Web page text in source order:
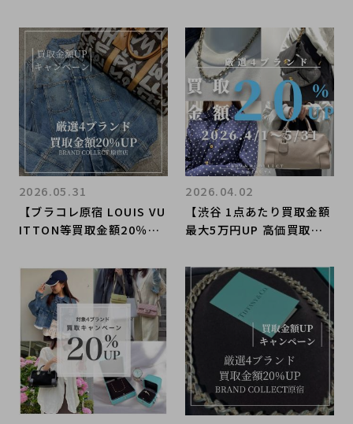
るキャンペーンを開催いた
します！
or・CELINE 買取金額2
0%UPキャンペーン開催
中！【期間限定】
【ブラコレ原宿 LOUIS VU
ITTON等買取金額20％U
ブランドの買取金額が20％
UPするキャンペーンを開
催いたします！
2026.05.31
【渋谷 1点あたり買取金額
最大5万円UP 高価買取実
らCHANELなど対象4ブラ
ンドの買取金額20％UPキ
ャンペーンを開催致しま
す！
2026.04.02